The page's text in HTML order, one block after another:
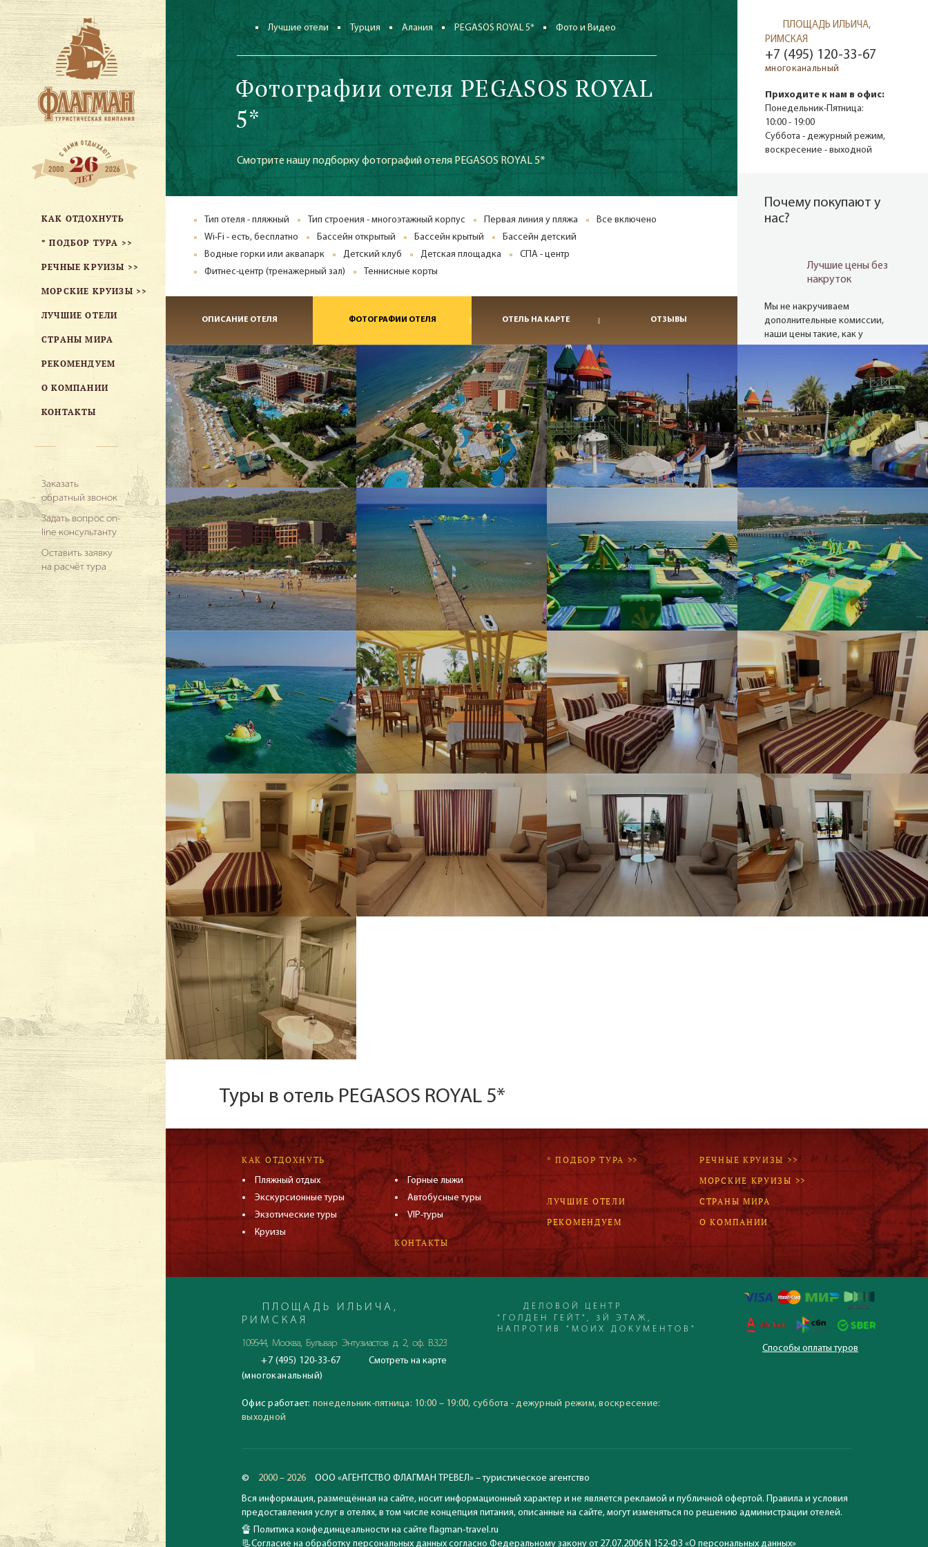
КАК ОТДОХНУТЬ
* ПОДБОР ТУРА >>
РЕЧНЫЕ КРУИЗЫ >>
МОРСКИЕ КРУИЗЫ >>
ЛУЧШИЕ ОТЕЛИ
СТРАНЫ МИРА
РЕКОМЕНДУЕМ
О КОМПАНИИ
КОНТАКТЫ
Заказать
обратный звонок
Задать вопрос on-
line консультанту
Оставить заявку
на расчёт тура
Лучшие отели Турция Алания PEGASOS ROYAL 5* Фото и Видео
Фотографии отеля PEGASOS ROYAL
5*
Смотрите нашу подборку фотографий отеля PEGASOS ROYAL 5*
Тип отеля - пляжный Тип строения - многоэтажный корпус Первая линия у пляжа
Все включено
Wi-Fi - есть, бесплатно
Бассейн открытый Бассейн крытый
Бассейн детский
Водные горки или аквапарк
Детский клуб Детская площадка
СПА - центр
Фитнес-центр (тренажерный зал)
Теннисные корты
ОПИСАНИЕ ОТЕЛЯ ФОТОГРАФИИ ОТЕЛЯ ОТЕЛЬ НА КАРТЕ ОТЗЫВЫ
ПЛОЩАДЬ ИЛЬИЧА,
РИМСКАЯ
+7 (495) 120-33-67
многоканальный
Приходите к нам в офис:
Понедельник-Пятница:
10:00 - 19:00
Суббота - дежурный режим,
воскресение - выходной
Почему покупают у
нас?
Лучшие цены без
накруток
Мы не накручиваем
дополнительные комиссии,
наши цены такие, как у
проведении акций и немного
Надежные
туроператоры
В нашей базе 27 сайтов
надёжных операторов (хотя
снимаем актуальные цены с
сайтов в режиме реального
времени.
Опытные
менеджеры
Наш девиз – «продаём то, что
видели сами». Наши
менеджеры проводят
регулярные инспекции отелей,
посещают семинары и
рекламные туры.
Мы проверяем
цены
Мы не продаём туры он-лайн.
Сначала наш менеджер
убедится в наличии тура по
указанной цене и только после
это связывается с клиентом.
Да! Это не современно, но зато
надёжно!
Туры в отель PEGASOS ROYAL 5*
КАК ОТДОХНУТЬ
Пляжный отдых
Экскурсионные туры
Экзотические туры
Круизы
Горные лыжи
Автобусные туры
VIP-туры
* ПОДБОР ТУРА >>
РЕЧНЫЕ КРУИЗЫ >>
МОРСКИЕ КРУИЗЫ >>
ЛУЧШИЕ ОТЕЛИ
СТРАНЫ МИРА
РЕКОМЕНДУЕМ
О КОМПАНИИ
КОНТАКТЫ
ПЛОЩАДЬ ИЛЬИЧА,
РИМСКАЯ
109544, Москва, Бульвар Энтузиастов д. 2, оф. В.3.23
+7 (495) 120-33-67
(многоканальный)
Смотреть на карте
ДЕЛОВОЙ ЦЕНТР
"ГОЛДЕН ГЕЙТ", 3Й ЭТАЖ,
НАПРОТИВ "МОИХ ДОКУМЕНТОВ"
воскресение: выходной
Офис работает: понедельник-пятница: 10:00 – 19:00, суббота - дежурный режим, воскресение:
выходной
Способы оплаты туров
© 2000 – 2026
ООО «АГЕНТСТВО ФЛАГМАН ТРЕВЕЛ» – туристическое агентство
Вся информация, размещённая на сайте, носит информационный характер и не является рекламой и публичной офертой. Правила и условия
предоставления услуг в отелях, в том числе концепция питания, описанные на сайте, могут изменяться по решению администрации отелей.
🔏 Политика конфединцеальности на сайте flagman-travel.ru
📃Согласие на обработку персональных данных согласно Федеральному закону от 27.07.2006 N 152-ФЗ «О персональных данных»